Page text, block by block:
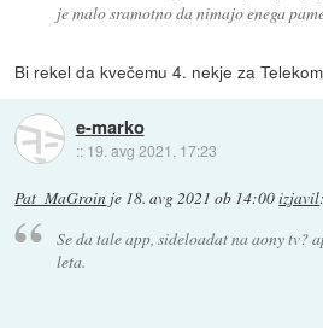
je malo sramotno da nimajo enega
Bi rekel da kvečemu 4. nekje za
e-marko
:: 19. avg 2021, 17:23
Pat_MaGroin je 18. avg 2021 ob 14:00izjavil:
Se da tale app, sideloadat na aony tv?
leta.